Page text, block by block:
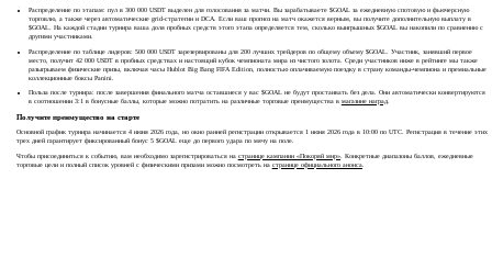
Распределение по этапам: пул в 300 000 USDT выделен для голосования за матчи. Вы зарабатываете $GOAL за ежедневную спотовую и фьючерсную
торговлю, а также через автоматические grid-стратегии и DCA. Если ваш прогноз на матч окажется верным, вы получите дополнительную выплату в
$GOAL. На каждой стадии турнира ваша доля пробных средств этого этапа определяется тем, сколько выигрышных $GOAL вы накопили по сравнению с
другими участниками.
Распределение по таблице лидеров: 500 000 USDT зарезервированы для 200 лучших трейдеров по общему объему $GOAL. Участник, занявший первое
место, получит 42 000 USDT в пробных средствах и настоящий кубок чемпионата мира из чистого золота. Среди участников ниже в рейтинге мы также
разыгрываем физические призы, включая часы Hublot Big Bang FIFA Edition, полностью оплачиваемую поездку в страну команды-чемпиона и премиальные
коллекционные боксы Panini.
Польза после турнира: после завершения финального матча оставшиеся у вас $GOAL не будут простаивать без дела. Они автоматически конвертируются
в соотношении 3:1 в бонусные баллы, которые можно потратить на различные торговые преимущества в магазине наград.
Получите преимущество на старте
Основной график турнира начинается 4 июня 2026 года, но окно ранней регистрации открывается 1 июня 2026 года в 10:00 по UTC. Регистрация в течение этих
трех дней гарантирует фиксированный бонус 5 $GOAL еще до первого удара по мячу на поле.
Чтобы присоединиться к событию, вам необходимо зарегистрироваться на странице кампании «Покоряй мир». Конкретные диапазоны баллов, ежедневные
торговые цели и полный список уровней с физическими призами можно посмотреть на странице официального анонса.